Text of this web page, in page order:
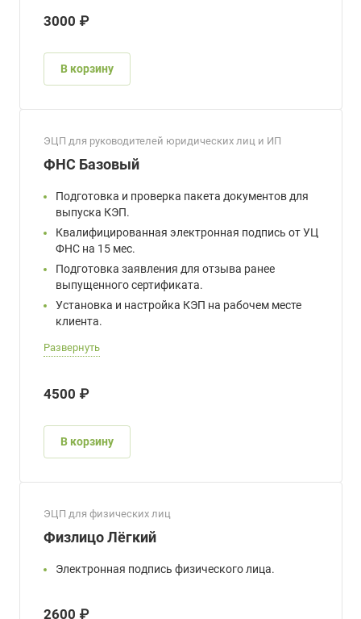
3000 ₽
В корзину
ЭЦП для руководителей юридических лиц и ИП
ФНС Базовый
Подготовка и проверка пакета документов для
выпуска КЭП.
Квалифицированная электронная подпись от УЦ
ФНС на 15 мес.
Подготовка заявления для отзыва ранее
выпущенного сертификата.
Установка и настройка КЭП на рабочем месте
клиента.
Развернуть
4500 ₽
В корзину
ЭЦП для физических лиц
Физлицо Лёгкий
Электронная подпись физического лица.
2600 ₽